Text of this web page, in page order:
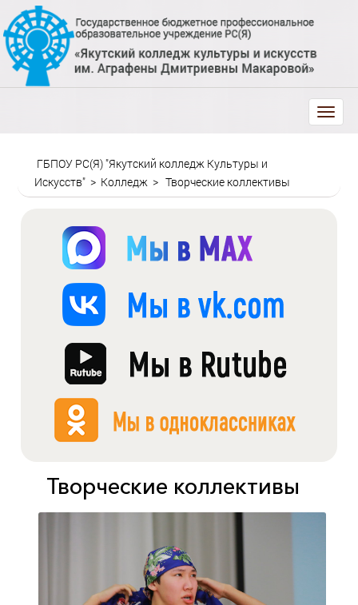
trk
ГБПОУ РС(Я) "Якутский колледж Культуры и
Искусств" > Колледж > Творческие коллективы
Творческие коллективы